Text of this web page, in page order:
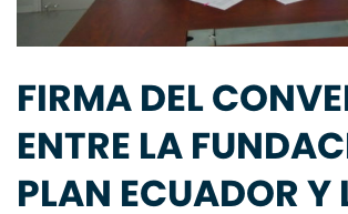
FIRMA DEL
ENTRE LA
PLAN ECUADOR Y